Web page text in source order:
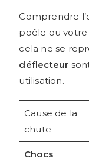
Comprendre
poêle ou
cela ne se
déflecteur
utilisation.
Cause de la
chute
Chocs